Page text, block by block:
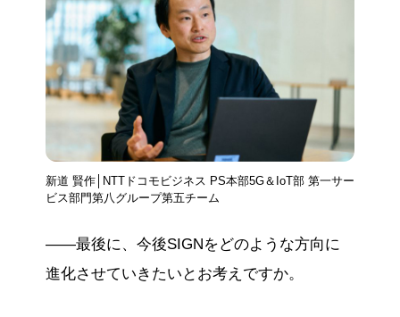
新道 賢作│NTTドコモビジネス PS本部5G＆IoT部 第一サー
ビス部門第八グループ第五チーム
——最後に、今後SIGNをどのような方向に
進化させていきたいとお考えですか。